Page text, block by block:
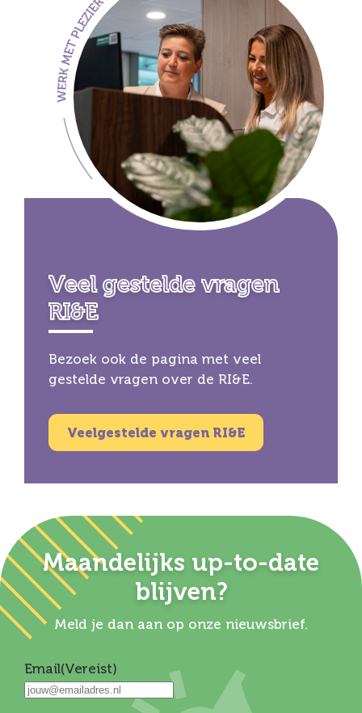
Veel gestelde vragen
RI&E
Bezoek ook de pagina met veel
gestelde vragen over de RI&E.
Veelgestelde vragen RI&E
Maandelijks up-to-date
blijven?
Meld je dan aan op onze nieuwsbrief.
Email(Vereist)